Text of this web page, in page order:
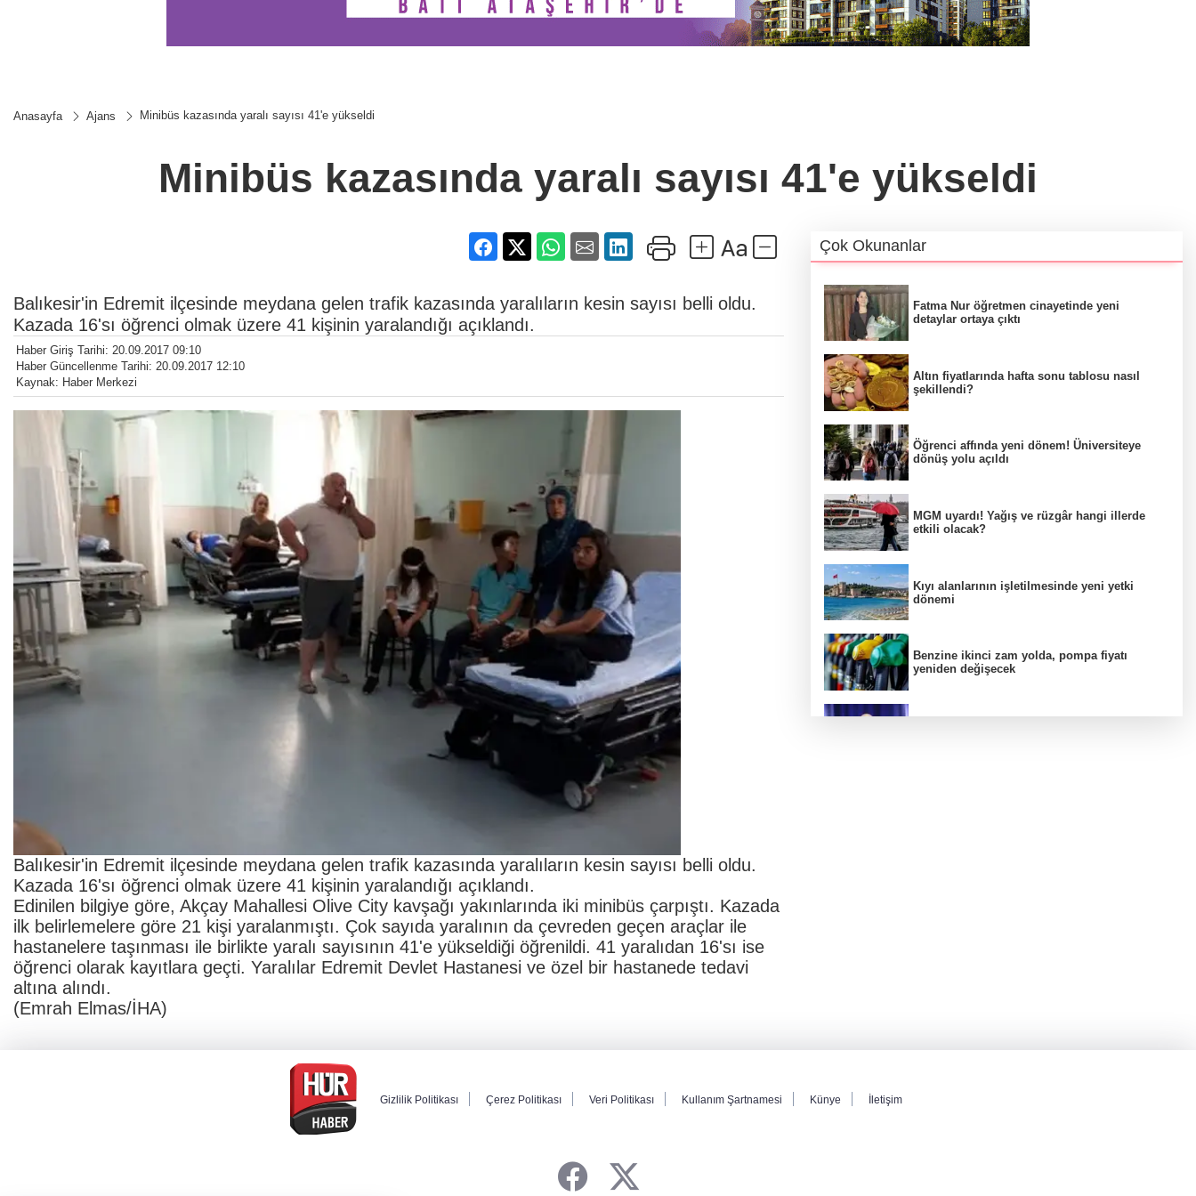
Anasayfa Ajans Minibüs kazasında yaralı sayısı 41'e yükseldi
Minibüs kazasında yaralı sayısı 41'e yükseldi
Balıkesir'in Edremit ilçesinde meydana gelen trafik kazasında yaralıların kesin sayısı belli oldu.
Kazada 16'sı öğrenci olmak üzere 41 kişinin yaralandığı açıklandı.
Haber Giriş Tarihi: 20.09.2017 09:10
Haber Güncellenme Tarihi: 20.09.2017 12:10
Kaynak: Haber Merkezi
Balıkesir'in Edremit ilçesinde meydana gelen trafik kazasında yaralıların kesin sayısı belli oldu.
Kazada 16'sı öğrenci olmak üzere 41 kişinin yaralandığı açıklandı.
Edinilen bilgiye göre, Akçay Mahallesi Olive City kavşağı yakınlarında iki minibüs çarpıştı. Kazada
ilk belirlemelere göre 21 kişi yaralanmıştı. Çok sayıda yaralının da çevreden geçen araçlar ile
hastanelere taşınması ile birlikte yaralı sayısının 41'e yükseldiği öğrenildi. 41 yaralıdan 16'sı ise
öğrenci olarak kayıtlara geçti. Yaralılar Edremit Devlet Hastanesi ve özel bir hastanede tedavi
altına alındı.
(Emrah Elmas/İHA)
Çok Okunanlar
Fatma Nur öğretmen cinayetinde yeni
detaylar ortaya çıktı
Altın fiyatlarında hafta sonu tablosu nasıl
şekillendi?
Öğrenci affında yeni dönem! Üniversiteye
dönüş yolu açıldı
MGM uyardı! Yağış ve rüzgâr hangi illerde
etkili olacak?
Kıyı alanlarının işletilmesinde yeni yetki
dönemi
Benzine ikinci zam yolda, pompa fiyatı
yeniden değişecek
Gizlilik Politikası Çerez Politikası Veri Politikası Kullanım Şartnamesi Künye İletişim